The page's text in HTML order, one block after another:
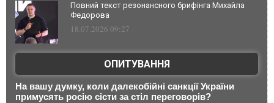
Повний текст резонансного брифінга Михайла
Федорова
18.07.2026 09:27
ОПИТУВАННЯ
На вашу думку, коли далекобійні санкції України
примусять росію сісти за стіл переговорів?